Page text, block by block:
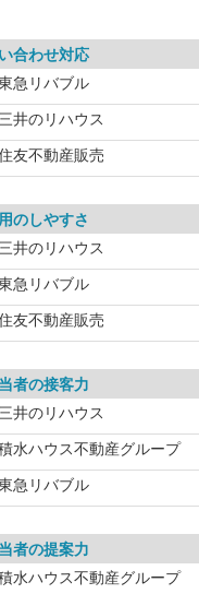
合わせ対応
急リバブル
三井のリハウス
友不動産販売
のしやすさ
三井のリハウス
急リバブル
友不動産販売
者の接客力
三井のリハウス
水ハウス不動産グループ
急リバブル
者の提案力
水ハウス不動産グループ